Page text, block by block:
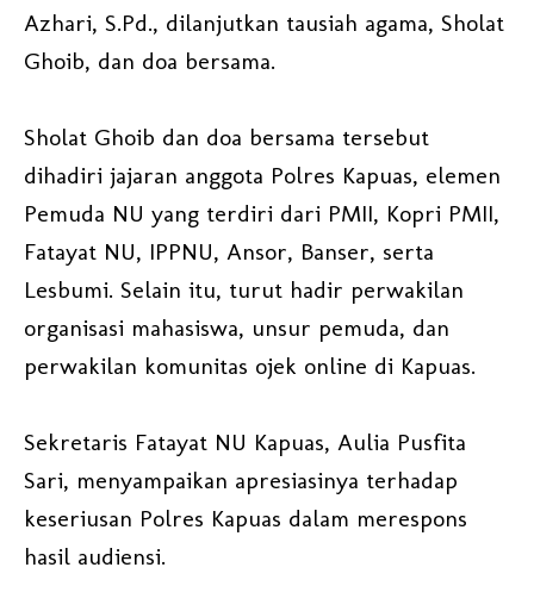
Azhari, S.Pd., dilanjutkan tausiah agama, Sholat
Ghoib, dan doa bersama.
Sholat Ghoib dan doa bersama tersebut
dihadiri jajaran anggota Polres Kapuas, elemen
Pemuda NU yang terdiri dari PMII, Kopri PMII,
Fatayat NU, IPPNU, Ansor, Banser, serta
Lesbumi. Selain itu, turut hadir perwakilan
organisasi mahasiswa, unsur pemuda, dan
perwakilan komunitas ojek online di Kapuas.
Sekretaris Fatayat NU Kapuas, Aulia Pusfita
Sari, menyampaikan apresiasinya terhadap
keseriusan Polres Kapuas dalam merespons
hasil audiensi.